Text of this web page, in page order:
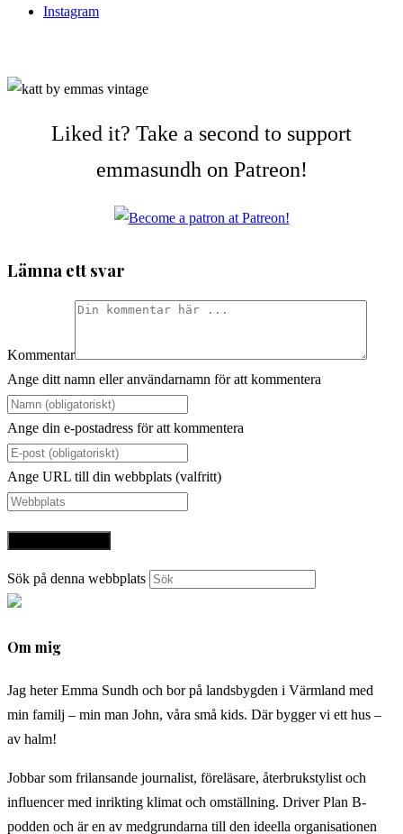
Instagram
Liked it? Take a second to support
emmasundh on Patreon!
Lämna ett svar
Kommentar
Ange ditt namn eller användarnamn för att kommentera
Ange din e-postadress för att kommentera
Ange URL till din webbplats (valfritt)
Sök på denna webbplats
Om mig
Jag heter Emma Sundh och bor på landsbygden i Värmland med
min familj – min man John, våra små kids. Där bygger vi ett hus –
av halm!
Jobbar som frilansande journalist, föreläsare, återbrukstylist och
influencer med inrikting klimat och omställning. Driver Plan B-
podden och är en av medgrundarna till den ideella organisationen